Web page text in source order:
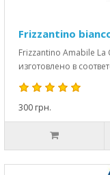
Frizzantino
Frizzantino Amabile La
изготовлено в
300 грн.